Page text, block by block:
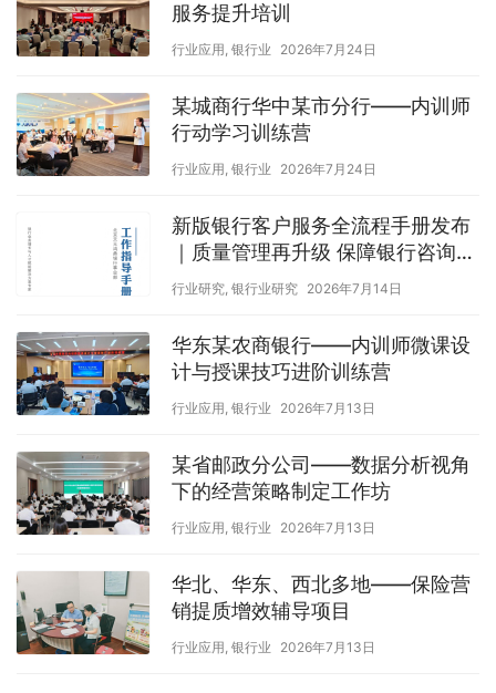
服务提升培训
行业应用, 银行业 2026年7月24日
某城商行华中某市分行——内训师
行动学习训练营
行业应用, 银行业 2026年7月24日
新版银行客户服务全流程手册发布
｜质量管理再升级 保障银行咨询培
训项目高品质交付
行业研究, 银行业研究 2026年7月14日
华东某农商银行——内训师微课设
计与授课技巧进阶训练营
行业应用, 银行业 2026年7月13日
某省邮政分公司——数据分析视角
下的经营策略制定工作坊
行业应用, 银行业 2026年7月13日
华北、华东、西北多地——保险营
销提质增效辅导项目
行业应用, 银行业 2026年7月13日